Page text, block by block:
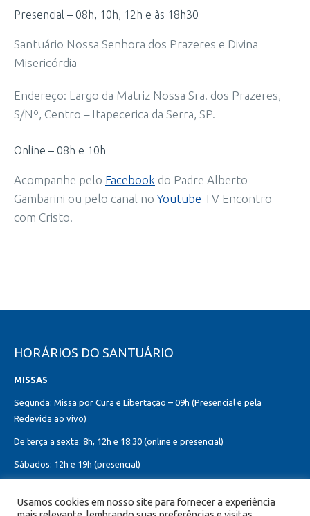
Presencial – 08h, 10h, 12h e às 18h30
Santuário Nossa Senhora dos Prazeres e Divina
Misericórdia
Endereço: Largo da Matriz Nossa Sra. dos Prazeres,
S/Nº, Centro – Itapecerica da Serra, SP.
Online – 08h e 10h
Acompanhe pelo Facebook do Padre Alberto
Gambarini ou pelo canal no Youtube TV Encontro
com Cristo.
HORÁRIOS DO SANTUÁRIO
MISSAS
Segunda: Missa por Cura e Libertação – 09h (Presencial e pela
Redevida ao vivo)
De terça a sexta: 8h, 12h e 18:30 (online e presencial)
Sábados: 12h e 19h (presencial)
12h, 18h30 (presencial)
Usamos cookies em nosso site para fornecer a experiência